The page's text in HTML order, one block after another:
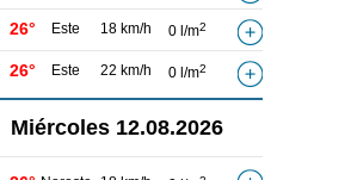
26° Este 18 km/h 0 l/m2
26° Este 22 km/h 0 l/m2
Miércoles 12.08.2026